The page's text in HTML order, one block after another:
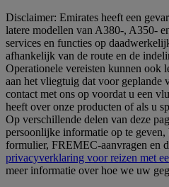
Disclaimer: Emirates heeft een
latere modellen van A380-, A350-
services en functies op
afhankelijk van de route en de
Operationele vereisten kunnen ook
aan het vliegtuig dat voor
contact met ons op voordat u een
heeft over onze producten of als u
Op verschillende delen van deze
persoonlijke informatie op te
formulier, FREMEC-aanvragen en
privacyverklaring voor reizen met
meer informatie over hoe we uw